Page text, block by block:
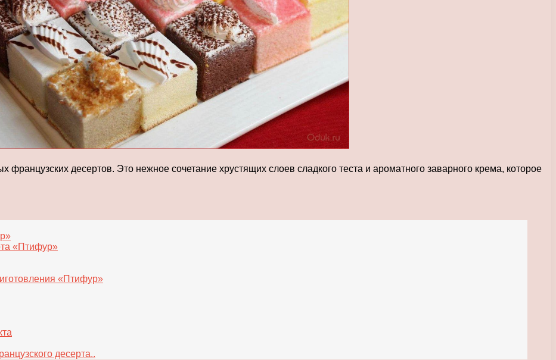
десертов. Это нежное сочетание хрустящих слоев сладкого теста и ароматного заварного крема, которое
«Птифур»
«Птифур»
десерта..